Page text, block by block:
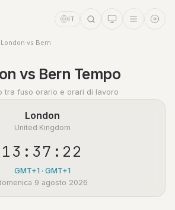
IT
London vs Bern
vs Bern Tempo
tra fuso orario e orari di lavoro
London
United Kingdom
13:37:23
GMT+1 · GMT+1
9 agosto 2026